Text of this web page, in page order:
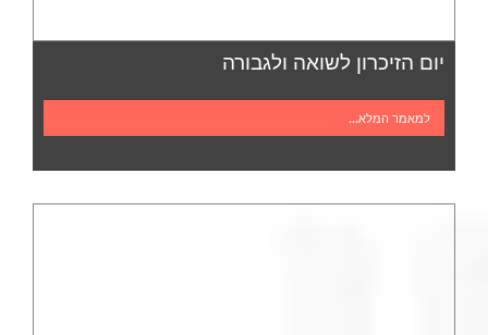
יום הזיכרון לשואה ולגבורה
למאמר המלא...